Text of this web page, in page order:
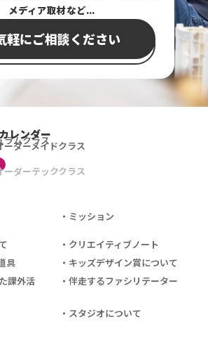
メディア取材など...
軽にご相談ください
レンダー
ラムクラス
ダーメイドクラス
ダーテッククラス
ミッション
クリエイティブノート
具
キッズデザイン賞について
課外活
伴走するファシリテーター
スタジオについて